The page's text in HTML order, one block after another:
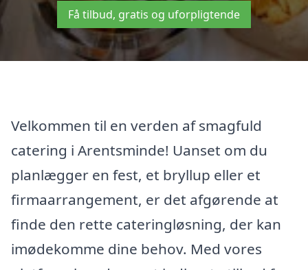
Få tilbud, gratis og uforpligtende
Velkommen til en verden af smagfuld
catering i Arentsminde! Uanset om du
planlægger en fest, et bryllup eller et
firmaarrangement, er det afgørende at
finde den rette cateringløsning, der kan
imødekomme dine behov. Med vores